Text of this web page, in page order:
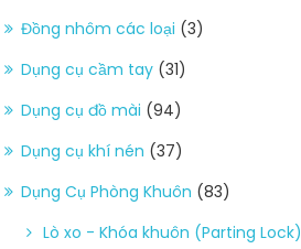
Đồng nhôm các loại (3)
Dụng cụ cầm tay (31)
Dụng cụ đồ mài (94)
Dụng cụ khí nén (37)
Dụng Cụ Phòng Khuôn (83)
Lò xo - Khóa khuôn (Parting Lock)